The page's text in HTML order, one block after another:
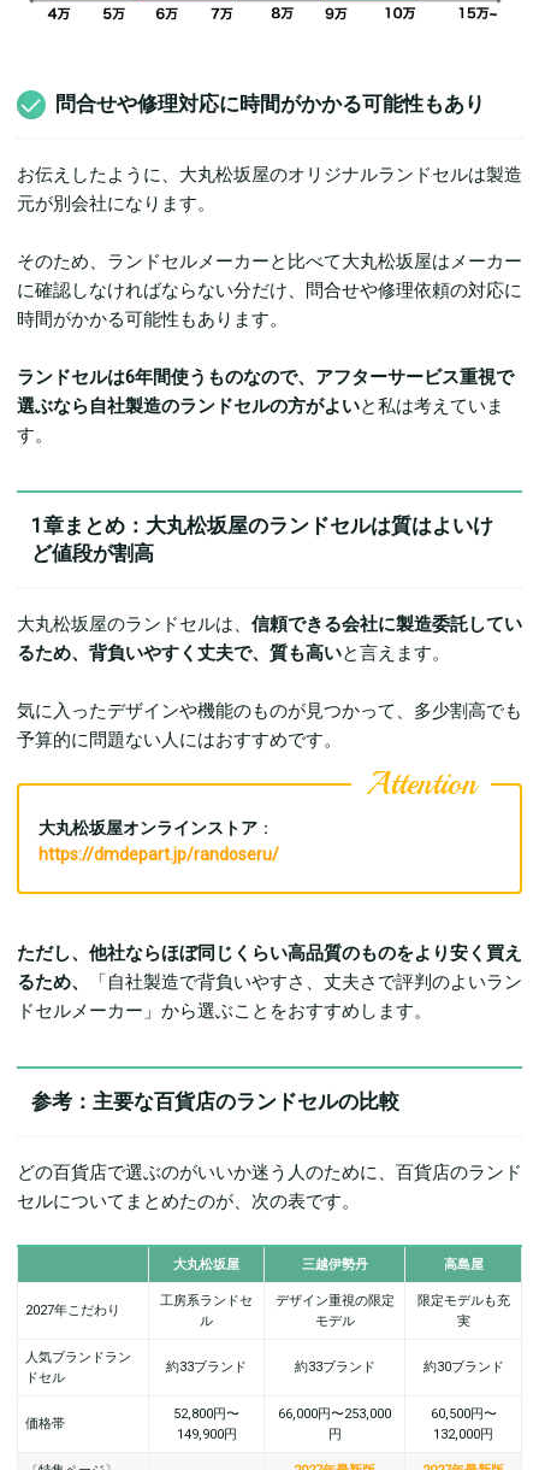
問合せや修理対応に時間がかかる可能性もあり
お伝えしたように、大丸松坂屋のオリジナルランドセルは製造
元が別会社になります。
そのため、ランドセルメーカーと比べて大丸松坂屋はメーカー
に確認しなければならない分だけ、問合せや修理依頼の対応に
時間がかかる可能性もあります。
ランドセルは6年間使うものなので、アフターサービス重視で
選ぶなら自社製造のランドセルの方がよいと私は考えていま
す。
1章まとめ：大丸松坂屋のランドセルは質はよいけ
ど値段が割高
大丸松坂屋のランドセルは、 信頼できる会社に製造委託してい
るため、背負いやすく丈夫で、質も高いと言えます。
気に入ったデザインや機能のものが見つかって、多少割高でも
予算的に問題ない人にはおすすめです。
大丸松坂屋オンラインストア ：
https://dmdepart.jp/randoseru/
ただし、他社ならほぼ同じくらい高品質のものをより安く買え
るため、
「自社製造で背負いやすさ、丈夫さで評判のよいラン
ドセルメーカー」から選ぶことをおすすめします。
参考：主要な百貨店のランドセルの比較
どの百貨店で選ぶのがいいか迷う人のために、百貨店のランド
セルについてまとめたのが、次の表です。
大丸松坂屋 三越伊勢丹 高島屋
2027年こだわり
工房系ランドセ
ル
デザイン重視の限定
モデル
限定モデルも充
実
人気ブランドラン
ドセル
約33ブランド 約33ブランド 約30ブランド
価格帯
52,800円〜
149,900円
66,000円〜253,000
円
60,500円〜
132,000円